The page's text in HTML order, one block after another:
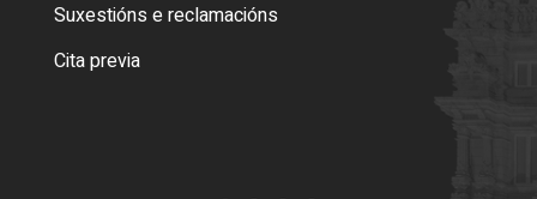
Suxestións e reclamacións
Cita previa